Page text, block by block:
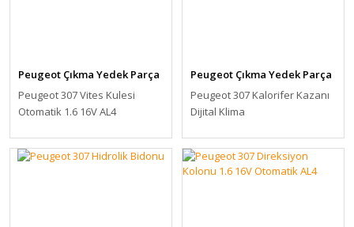
Peugeot Çıkma Yedek Parça
Peugeot 307 Vites Kulesi
Otomatik 1.6 16V AL4
Peugeot Çıkma Yedek Parça
Peugeot 307 Kalorifer Kazanı
Dijital Klima